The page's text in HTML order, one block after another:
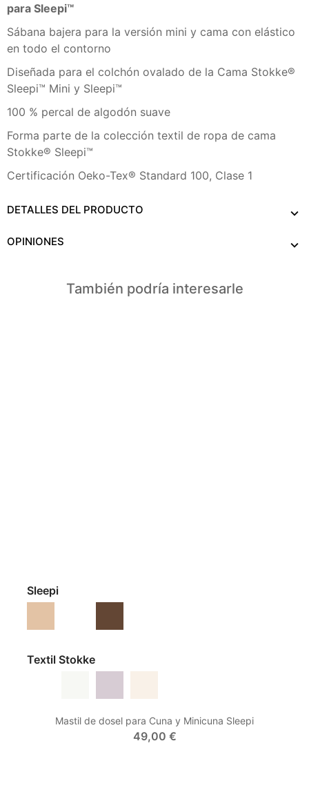
para Sleepi™
Sábana bajera para la versión mini y cama con elástico
en todo el contorno
Diseñada para el colchón ovalado de la Cama Stokke®
Sleepi™ Mini y Sleepi™
100 % percal de algodón suave
Forma parte de la colección textil de ropa de cama
Stokke® Sleepi™
Certificación Oeko-Tex® Standard 100, Clase 1
DETALLES DEL PRODUCTO
OPINIONES
También podría interesarle
Sleepi
Textil Stokke
Mastil de dosel para Cuna y Minicuna Sleepi
49,00 €